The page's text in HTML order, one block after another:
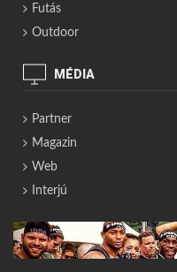
Futás
Outdoor
MÉDIA
Partner
Magazin
Web
Interjú